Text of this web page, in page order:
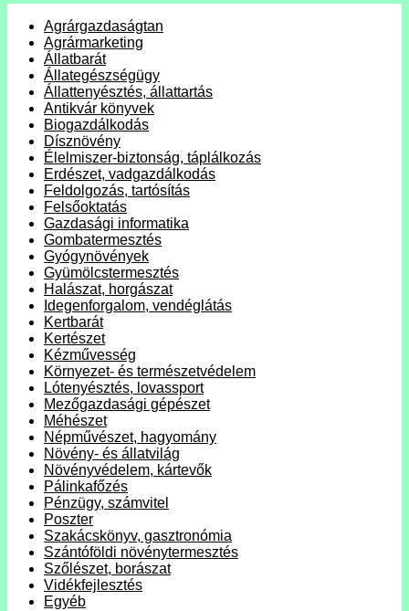
Agrárgazdaságtan
Agrármarketing
Állatbarát
Állategészségügy
Állattenyésztés, állattartás
Antikvár könyvek
Biogazdálkodás
Dísznövény
Élelmiszer-biztonság, táplálkozás
Erdészet, vadgazdálkodás
Feldolgozás, tartósítás
Felsőoktatás
Gazdasági informatika
Gombatermesztés
Gyógynövények
Gyümölcstermesztés
Halászat, horgászat
Idegenforgalom, vendéglátás
Kertbarát
Kertészet
Kézművesség
Környezet- és természetvédelem
Lótenyésztés, lovassport
Mezőgazdasági gépészet
Méhészet
Népművészet, hagyomány
Növény- és állatvilág
Növényvédelem, kártevők
Pálinkafőzés
Pénzügy, számvitel
Poszter
Szakácskönyv, gasztronómia
Szántóföldi növénytermesztés
Szőlészet, borászat
Vidékfejlesztés
Egyéb